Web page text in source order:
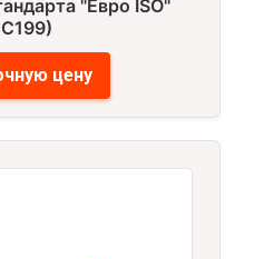
"Евро ISO"
цену